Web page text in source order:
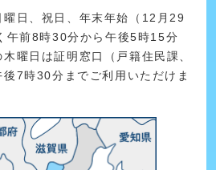
曜日、祝日、年末年始（12月29
午前8時30分から午後5時15分
曜日は証明窓口（戸籍住民課、
7時30分までご利用いただけま